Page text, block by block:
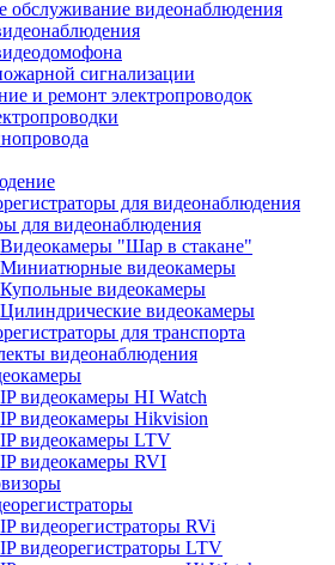
обслуживание видеонаблюдения
сигнализации
и ремонт электропроводок
для видеонаблюдения
для видеонаблюдения
Видеокамеры "Шар в стакане"
Миниатюрные видеокамеры
Купольные видеокамеры
Цилиндрические видеокамеры
для транспорта
видеонаблюдения
IP видеокамеры HI Watch
IP видеокамеры Hikvision
IP видеокамеры LTV
IP видеокамеры RVI
IP видеорегистраторы RVi
IP видеорегистраторы LTV